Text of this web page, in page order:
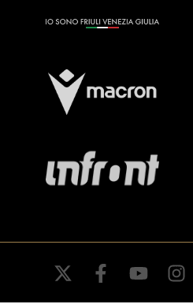
twitter facebookyoutube